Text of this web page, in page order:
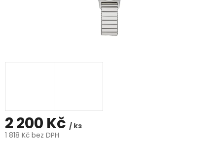
2 200 Kč / ks
1 818 Kč bez DPH